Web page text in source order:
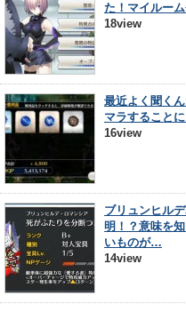
た！マイルー
18view
最近よく聞く
マラすること
16view
ブリュンヒル
明！？意味を
いものが…
14view